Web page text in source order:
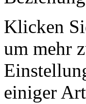
Klicken
um mehr
einiger